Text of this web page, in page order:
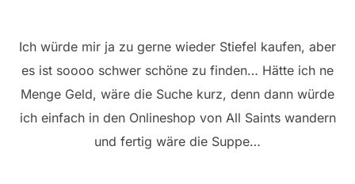
Ich würde mir ja zu gerne wieder Stiefel kaufen, aber
es ist soooo schwer schöne zu finden… Hätte ich ne
Menge Geld, wäre die Suche kurz, denn dann würde
ich einfach in den Onlineshop von All Saints wandern
und fertig wäre die Suppe…